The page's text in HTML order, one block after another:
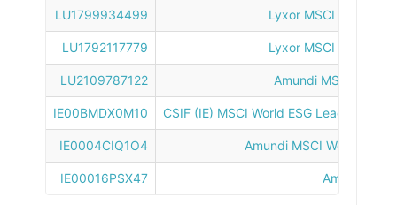
LU1799934499 Lyxor MSCI World
LU1792117779 Lyxor MSCI World
LU2109787122 Amundi MSCI World
IE00BMDX0M10 CSIF (IE) MSCI World ESG Leaders
IE0004CIQ1O4 Amundi MSCI World ESG
IE00016PSX47 Amundi